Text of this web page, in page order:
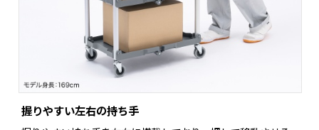
握りやすい左右の持ち手